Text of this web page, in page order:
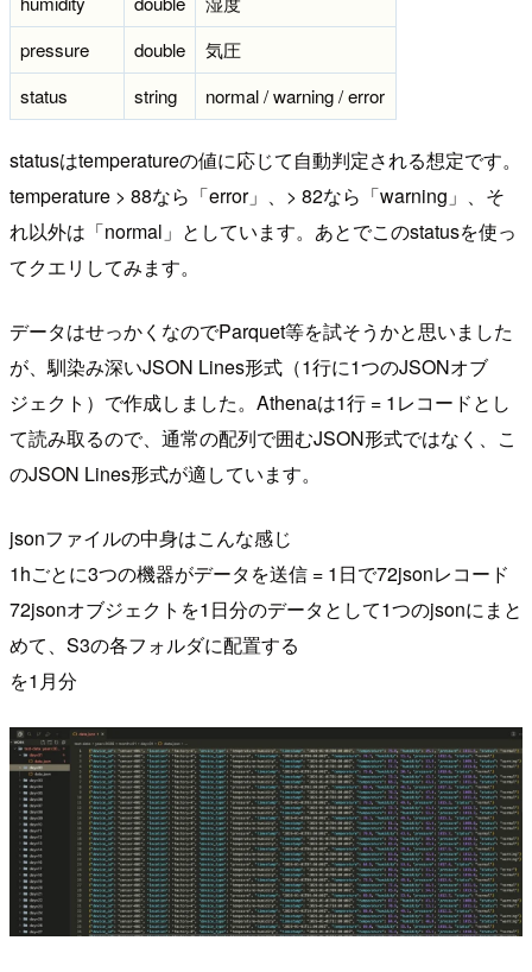
pressure
double
気圧
status
string normal / warning / error
statusはtemperatureの値に応じて自動判定される想定です。
temperature > 88なら「error」、> 82なら「warning」、そ
れ以外は「normal」としています。あとでこのstatusを使っ
てクエリしてみます。
データはせっかくなのでParquet等を試そうかと思いました
が、馴染み深いJSON Lines形式（1行に1つのJSONオブ
ジェクト）で作成しました。Athenaは1行 = 1レコードとし
て読み取るので、通常の配列で囲むJSON形式ではなく、こ
のJSON Lines形式が適しています。
jsonファイルの中身はこんな感じ
1hごとに3つの機器がデータを送信 = 1日で72jsonレコード
72jsonオブジェクトを1日分のデータとして1つのjsonにまと
めて、S3の各フォルダに配置する
を1月分